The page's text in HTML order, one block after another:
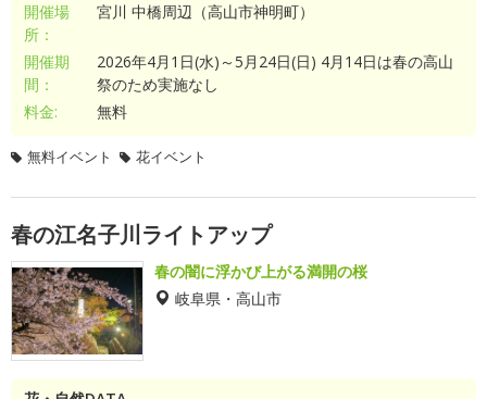
開催場
所：
宮川 中橋周辺（高山市神明町）
開催期
間：
2026年4月1日(水)～5月24日(日) 4月14日は春の高山
祭のため実施なし
料金:
無料
無料イベント 花イベント
春の江名子川ライトアップ
春の闇に浮かび上がる満開の桜
岐阜県・高山市